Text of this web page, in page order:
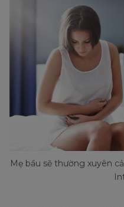
Mẹ bầu sẽ thường xuyên